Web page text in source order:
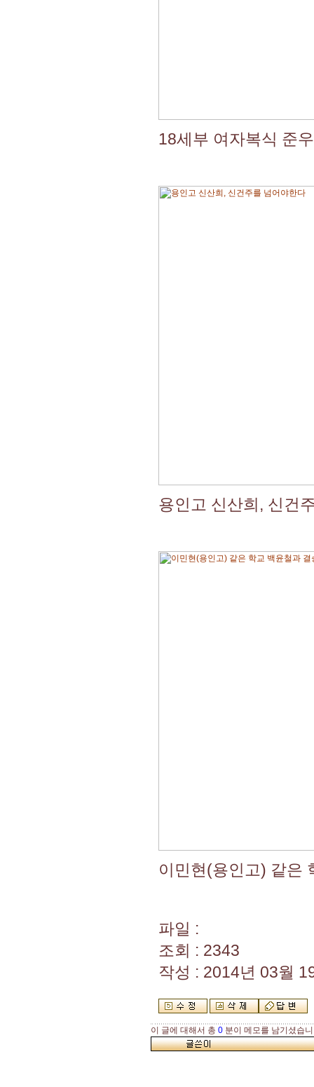
18세부 여자복식 준
용인고 신산희, 신건
이민현(용인고) 같은
파일 :
조회 : 2343
작성 : 2014년 03월
이 글에 대해서 총 0 분이 메모를 남기셨습